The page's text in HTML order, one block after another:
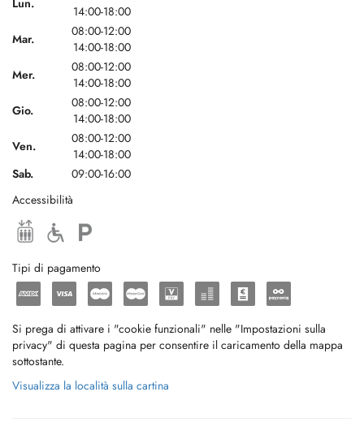
Lun.
14:00-18:00
Mar.
08:00-12:00
14:00-18:00
Mer.
08:00-12:00
14:00-18:00
Gio.
08:00-12:00
14:00-18:00
Ven.
08:00-12:00
14:00-18:00
Sab.
09:00-16:00
Accessibilità
Tipi di pagamento
Si prega di attivare i "cookie funzionali" nelle "Impostazioni sulla
privacy" di questa pagina per consentire il caricamento della mappa
sottostante.
Visualizza la località sulla cartina